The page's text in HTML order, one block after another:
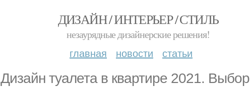
ДИЗАЙН / ИНТЕРЬЕР / СТИЛЬ
незаурядные дизайнерские решения!
главная новости статьи
Дизайн туалета в квартире 2021.